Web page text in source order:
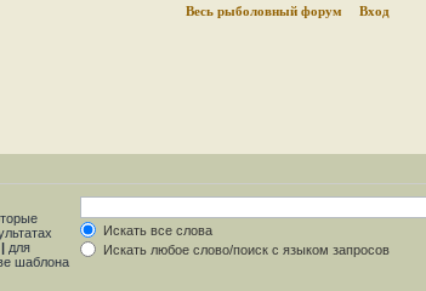
Весь рыболовный форум Вход
| для
шаблона
Искать все слова
Искать любое слово/поиск с языком запросов